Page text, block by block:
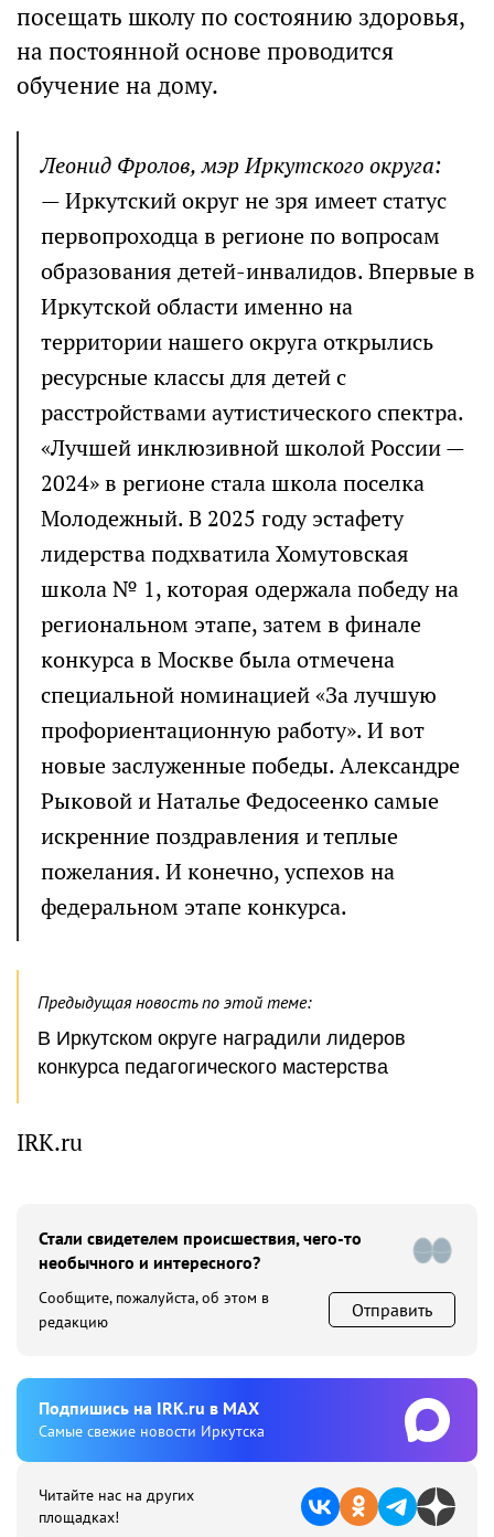
посещать школу по состоянию здоровья,
на постоянной основе проводится
обучение на дому.
Леонид Фролов, мэр Иркутского округа:
— Иркутский округ не зря имеет статус
первопроходца в регионе по вопросам
образования детей-инвалидов. Впервые в
Иркутской области именно на
территории нашего округа открылись
ресурсные классы для детей с
расстройствами аутистического спектра.
«Лучшей инклюзивной школой России —
2024» в регионе стала школа поселка
Молодежный. В 2025 году эстафету
лидерства подхватила Хомутовская
школа № 1, которая одержала победу на
региональном этапе, затем в финале
конкурса в Москве была отмечена
специальной номинацией «За лучшую
профориентационную работу». И вот
новые заслуженные победы. Александре
Рыковой и Наталье Федосеенко самые
искренние поздравления и теплые
пожелания. И конечно, успехов на
федеральном этапе конкурса.
Предыдущая новость по этой теме:
В Иркутском округе наградили лидеров
конкурса педагогического мастерства
IRK.ru
Стали свидетелем происшествия, чего-то
необычного и интересного?
Сообщите, пожалуйста, об этом в
редакцию
Отправить
Подпишиcь на IRK.ru в MAX
Cамые свежие новости Иркутска
Читайте нас на других
площадках!